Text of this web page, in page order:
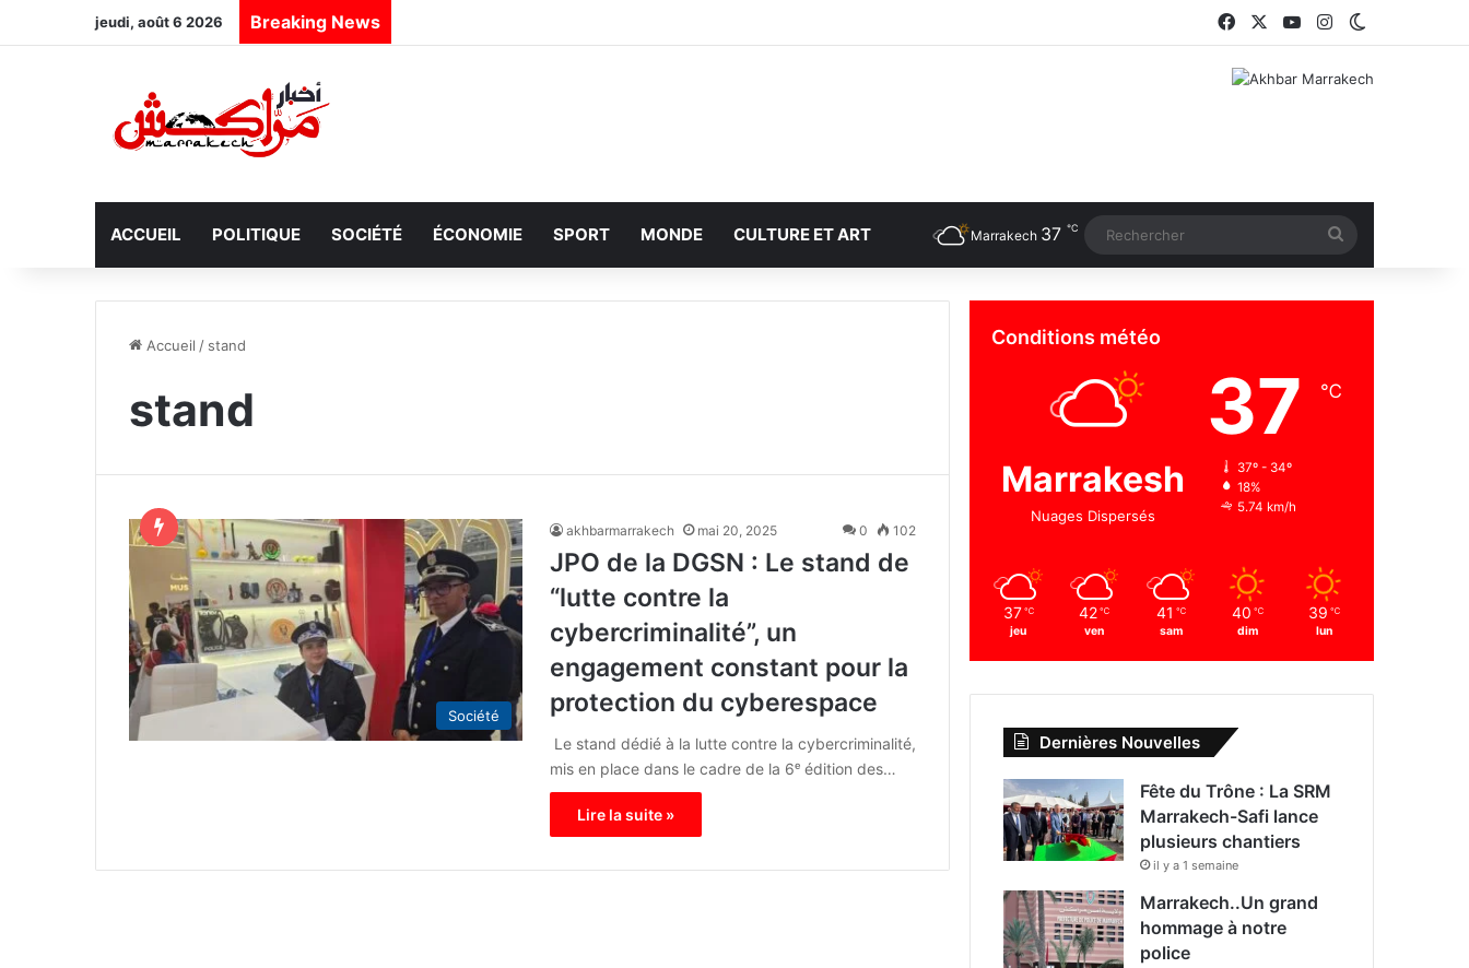
jeudi, août 6 2026 Breaking News Facebook YouTubeInstagram
ACCUEIL POLITIQUE SOCIÉTÉ ÉCONOMIE SPORT MONDE CULTURE ET ART Marrakech 37 ℃
Accueil / stand
stand
Société
akhbarmarrakech mai 20, 2025 0 102
JPO de la DGSN : Le stand de
“lutte contre la
cybercriminalité”, un
engagement constant pour la
protection du cyberespace
Le stand dédié à la lutte contre la cybercriminalité,
mis en place dans le cadre de la 6ᵉ édition des…
Lire la suite »
Conditions météo
Marrakesh
Nuages Dispersés
37 ℃
37º - 34º
18%
5.74 km/h
37 ℃
jeu
42 ℃
ven
41 ℃
sam
40 ℃
dim
39 ℃
lun
Dernières Nouvelles
Fête du Trône : La SRM
Marrakech-Safi lance
plusieurs chantiers
il y a 1 semaine
Marrakech..Un grand
hommage à notre
police